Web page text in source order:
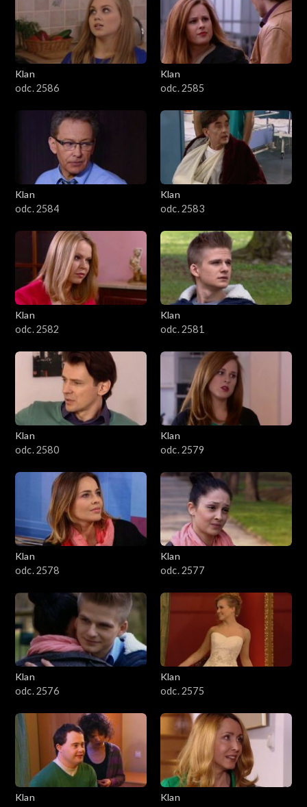
2101–2200
2001–2100
1901–2000
1801–1900
1701–1800
1601–1700
1501–1600
1401–1500
1301–1400
1201–1300
1101–1200
1001–1100
901–1000
801–900
701–800
601–700
501–600
401–500
301–400
201–300
101–200
Klan
odc. 2586
Klan
odc. 2585
Klan
odc. 2584
Klan
odc. 2583
Klan
odc. 2582
Klan
odc. 2581
Klan
odc. 2580
Klan
odc. 2579
Klan
odc. 2578
Klan
odc. 2577
Klan
odc. 2576
Klan
odc. 2575
Klan
Klan